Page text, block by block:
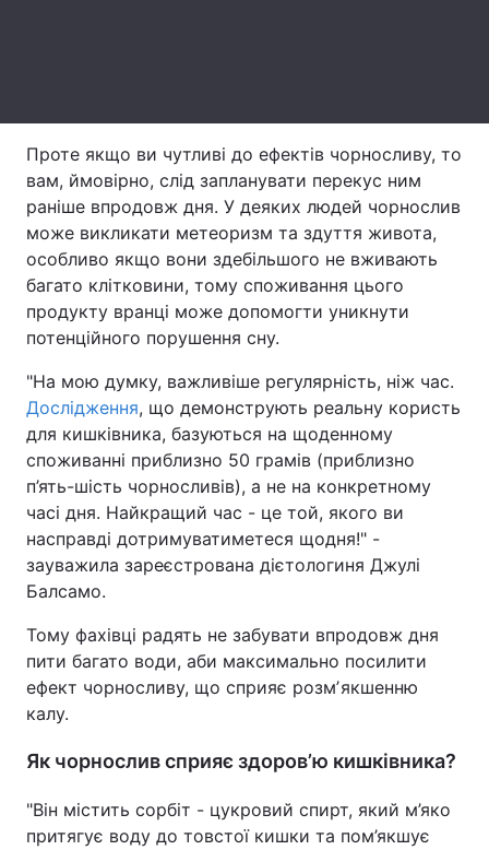
Тема оформлення
Проте якщо ви чутливі до ефектів чорносливу, то
вам, ймовірно, слід запланувати перекус ним
раніше впродовж дня. У деяких людей чорнослив
може викликати метеоризм та здуття живота,
особливо якщо вони здебільшого не вживають
багато клітковини, тому споживання цього
продукту вранці може допомогти уникнути
потенційного порушення сну.
"На мою думку, важливіше регулярність, ніж час.
Дослідження, що демонструють реальну користь
для кишківника, базуються на щоденному
споживанні приблизно 50 грамів (приблизно
п’ять-шість чорносливів), а не на конкретному
часі дня. Найкращий час - це той, якого ви
насправді дотримуватиметеся щодня!" -
зауважила зареєстрована дієтологиня Джулі
Балсамо.
Тому фахівці радять не забувати впродовж дня
пити багато води, аби максимально посилити
ефект чорносливу, що сприяє розмʼякшенню
калу.
Як чорнослив сприяє здоров’ю кишківника?
"Він містить сорбіт - цукровий спирт, який м’яко
притягує воду до товстої кишки та пом’якшує